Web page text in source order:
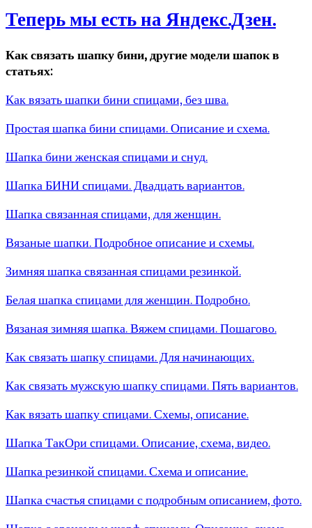
Теперь мы есть на Яндекс.Дзен.
Как связать шапку бини, другие модели шапок в
статьях:
Как вязать шапки бини спицами, без шва.
Простая шапка бини спицами. Описание и схема.
Шапка бини женская спицами и снуд.
Шапка БИНИ спицами. Двадцать вариантов.
Шапка связанная спицами, для женщин.
Вязаные шапки. Подробное описание и схемы.
Зимняя шапка связанная спицами резинкой.
Белая шапка спицами для женщин. Подробно.
Вязаная зимняя шапка. Вяжем спицами. Пошагово.
Как связать шапку спицами. Для начинающих.
Как связать мужскую шапку спицами. Пять вариантов.
Как вязать шапку спицами. Схемы, описание.
Шапка ТакОри спицами. Описание, схема, видео.
Шапка резинкой спицами. Схема и описание.
Шапка счастья спицами с подробным описанием, фото.